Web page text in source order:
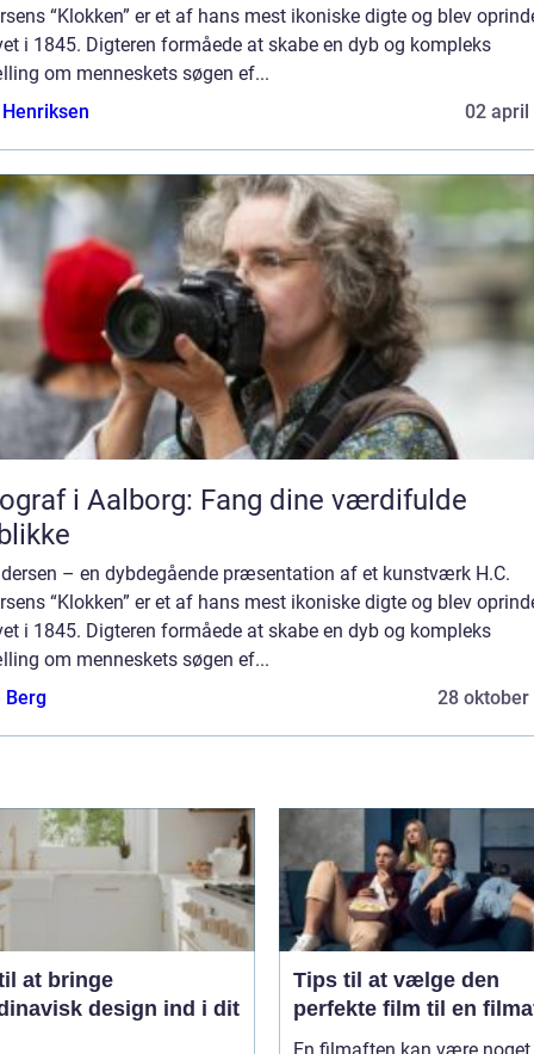
“Klokken” er et af hans mest ikoniske digte og blev
i 1845. Digteren formåede at skabe en dyb og kompleks
om menneskets søgen ef...
02 april
i Aalborg: Fang dine værdifulde
– en dybdegående præsentation af et kunstværk H.C.
“Klokken” er et af hans mest ikoniske digte og blev
i 1845. Digteren formåede at skabe en dyb og kompleks
om menneskets søgen ef...
Berg
28 oktober
at bringe
design ind i dit
Tips til at vælge den
perfekte film til en